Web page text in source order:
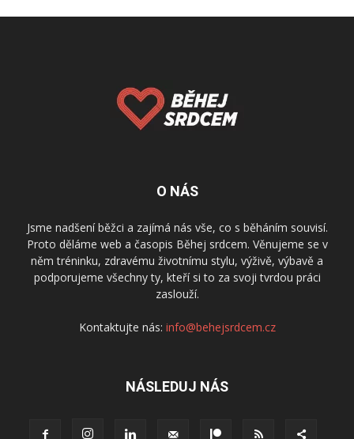
O NÁS
Jsme nadšení běžci a zajímá nás vše, co s běháním souvisí.
Proto děláme web a časopis Běhej srdcem. Věnujeme se v
něm tréninku, zdravému životnímu stylu, výživě, výbavě a
podporujeme všechny ty, kteří si to za svoji tvrdou práci
zaslouží.
Kontaktujte nás: info@behejsrdcem.cz
NÁSLEDUJ NÁS